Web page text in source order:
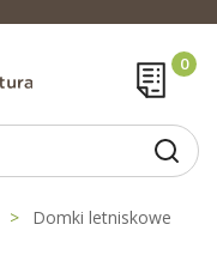
Domki letniskowe